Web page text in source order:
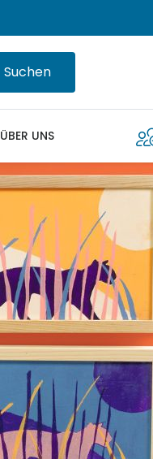
Suchen
ÜBER UNS